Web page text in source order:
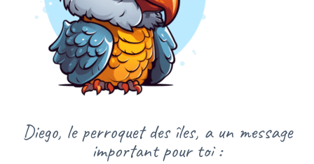
Diego, le perroquet des îles, a un message
important pour toi :